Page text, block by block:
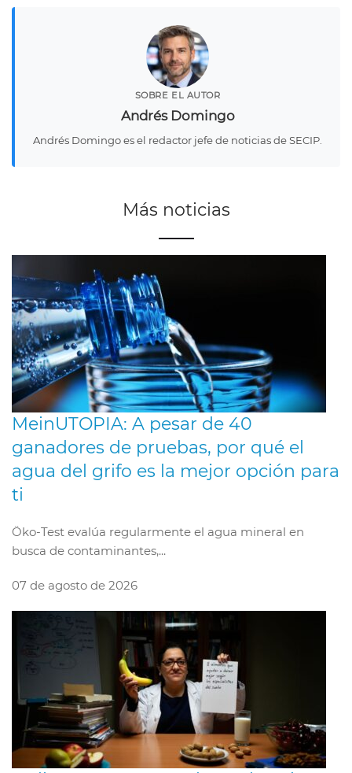
SOBRE EL AUTOR
Andrés Domingo
Andrés Domingo es el redactor jefe de noticias de SECIP.
Más noticias
MeinUTOPIA: A pesar de 40
ganadores de pruebas, por qué el
agua del grifo es la mejor opción para
ti
Öko-Test evalúa regularmente el agua mineral en
busca de contaminantes,...
07 de agosto de 2026